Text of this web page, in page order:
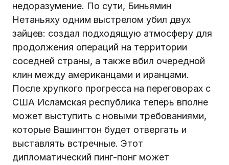
недоразумение. По сути, Биньямин
Нетаньяху одним выстрелом убил двух
зайцев: создал подходящую атмосферу для
продолжения операций на территории
соседней страны, а также вбил очередной
клин между американцами и иранцами.
После хрупкого прогресса на переговорах с
США Исламская республика теперь вполне
может выступить с новыми требованиями,
которые Вашингтон будет отвергать и
выставлять встречные. Этот
дипломатический пинг-понг может